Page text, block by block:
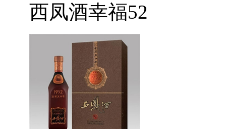
西凤酒幸福52